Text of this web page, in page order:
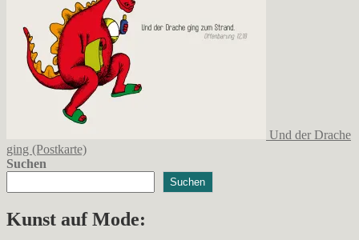
Und der Drache
ging (Postkarte)
Suchen
Suchen
Kunst auf Mode: